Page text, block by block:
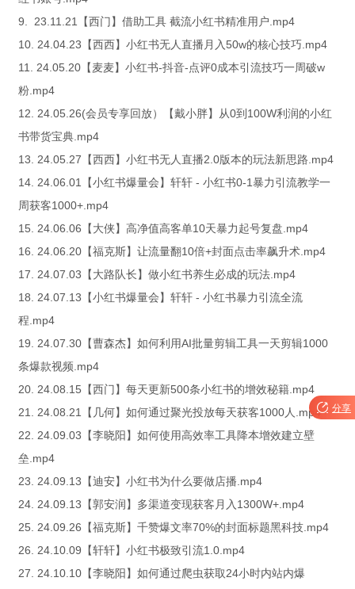
9. 23.11.21【西门】借助工具 截流小红书精准用户.mp4
10. 24.04.23【西西】小红书无人直播月入50w的核心技巧.mp4
11. 24.05.20【麦麦】小红书-抖音-点评0成本引流技巧一周破w
粉.mp4
12. 24.05.26(会员专享回放）【戴小胖】从0到100W利润的小红
书带货宝典.mp4
13. 24.05.27【西西】小红书无人直播2.0版本的玩法新思路.mp4
14. 24.06.01【小红书爆量会】轩轩 - 小红书0-1暴力引流教学一
周获客1000+.mp4
15. 24.06.06【大侠】高净值高客单10天暴力起号复盘.mp4
16. 24.06.20【福克斯】让流量翻10倍+封面点击率飙升术.mp4
17. 24.07.03【大路队长】做小红书养生必成的玩法.mp4
18. 24.07.13【小红书爆量会】轩轩 - 小红书暴力引流全流
程.mp4
19. 24.07.30【曹森杰】如何利用AI批量剪辑工具一天剪辑1000
条爆款视频.mp4
20. 24.08.15【西门】每天更新500条小红书的增效秘籍.mp4
21. 24.08.21【几何】如何通过聚光投放每天获客1000人.mp4
22. 24.09.03【李晓阳】如何使用高效率工具降本增效建立壁
垒.mp4
23. 24.09.13【迪安】小红书为什么要做店播.mp4
24. 24.09.13【郭安润】多渠道变现获客月入1300W+.mp4
25. 24.09.26【福克斯】千赞爆文率70%的封面标题黑科技.mp4
26. 24.10.09【轩轩】小红书极致引流1.0.mp4
27. 24.10.10【李晓阳】如何通过爬虫获取24小时内站内爆
 分享